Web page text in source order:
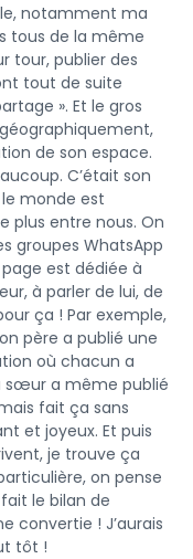
notamment ma
tous de la même
tour, publier des
tout de suite
». Et le gros
de son espace.
C’était son
monde est
plus entre nous. On
groupes WhatsApp
est dédiée à
à parler de lui, de
ça ! Par exemple,
père a publié une
où chacun a
sœur a même publié
fait ça sans
et joyeux. Et puis
je trouve ça
on pense
le bilan de
convertie ! J’aurais
tôt !